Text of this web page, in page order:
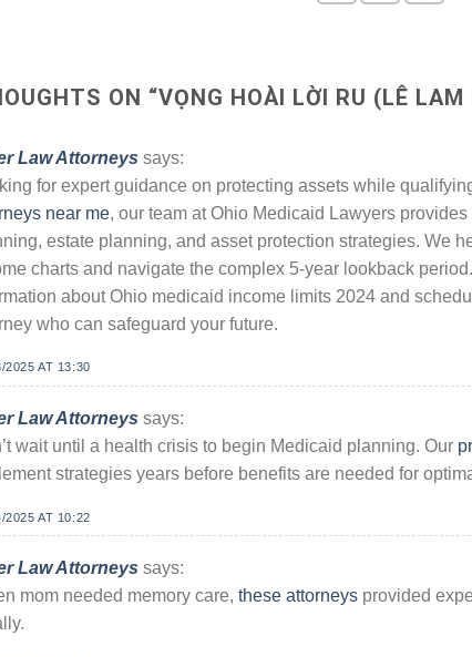
ON “VỌNG HOÀI LỜI RU (LÊ LAM
Law Attorneys says:
for expert guidance on protecting assets while
near me, our team at Ohio Medicaid Lawyers
estate planning, and asset protection strategies. We
charts and navigate the complex 5-year lookback
about Ohio medicaid income limits 2024 and
who can safeguard your future.
2025 AT 13:30
Law Attorneys says:
wait until a health crisis to begin Medicaid planning. Our
strategies years before benefits are needed for
2025 AT 10:22
Law Attorneys says:
mom needed memory care, these attorneys provided